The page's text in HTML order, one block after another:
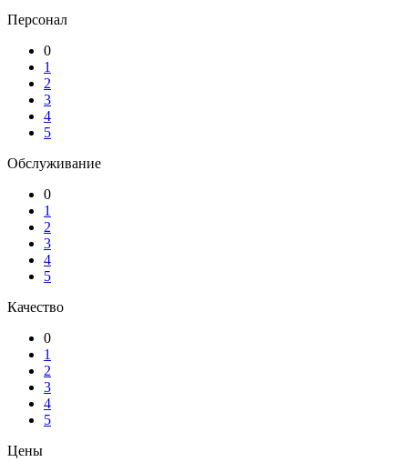
Персонал
0
1
2
3
4
5
Обслуживание
0
1
2
3
4
5
Качество
0
1
2
3
4
5
Цены